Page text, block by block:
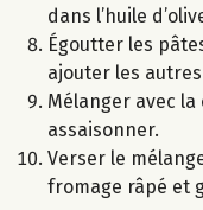
dans l’huile
Égoutter les
ajouter les
Mélanger avec
assaisonner.
Verser le
fromage râpé et